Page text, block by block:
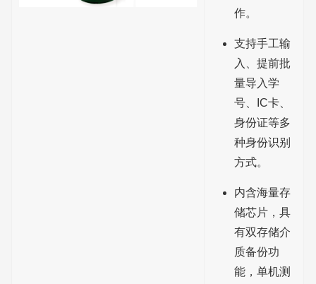
作。
支持手工输
入、提前批
量导入学
号、IC卡、
身份证等多
种身份识别
方式。
内含海量存
储芯片，具
有双存储介
质备份功
能，单机测